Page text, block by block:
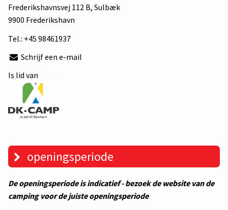
Frederikshavnsvej 112 B, Sulbæk
9900 Frederikshavn
Tel.: +45 98461937
Schrijf een e-mail
Is lid van
openingsperiode
De openingsperiode is indicatief - bezoek de website van de
camping voor de juiste openingsperiode